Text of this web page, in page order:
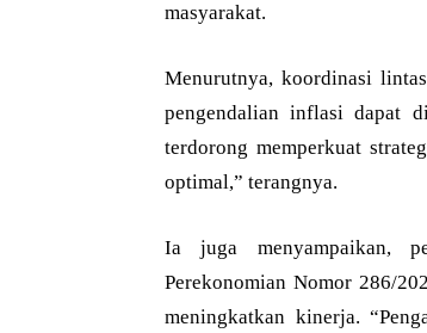
masyarakat.
Menurutnya, koordinasi
pengendalian inflasi dapat
terdorong memperkuat
optimal,” terangnya.
Ia juga menyampaikan,
Perekonomian Nomor 286/
meningkatkan kinerja.